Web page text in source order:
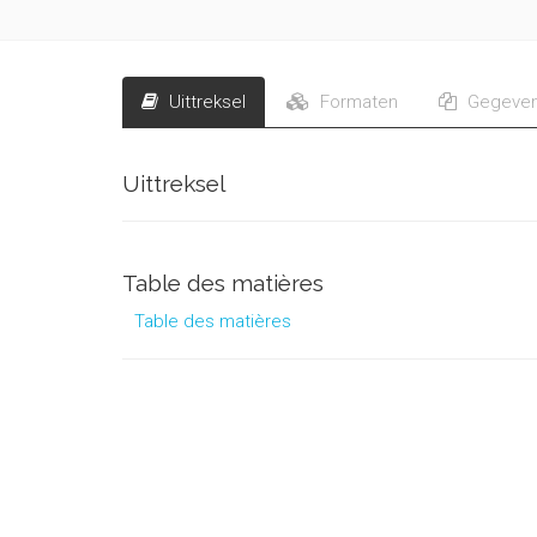
Uittreksel Formaten
Uittreksel
Table des matières
Table des matières